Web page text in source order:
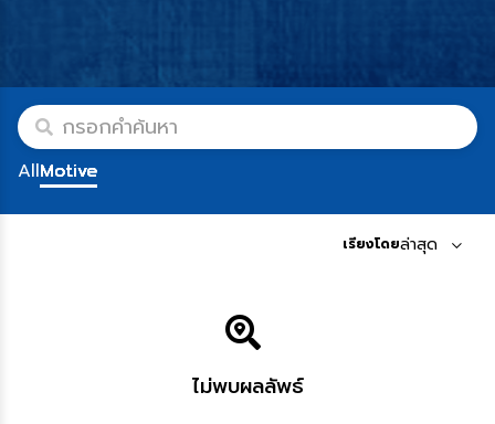
AllMotive
เรียงโดยล่าสุด
ไม่พบผลลัพธ์